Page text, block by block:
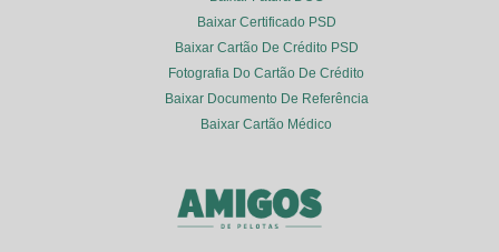
Baixar Certificado PSD
Baixar Cartão De Crédito PSD
Fotografia Do Cartão De Crédito
Baixar Documento De Referência
Baixar Cartão Médico